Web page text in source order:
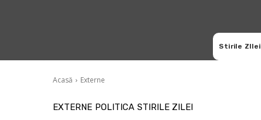
Stirile ZIlei
Acasă Externe
EXTERNE POLITICA STIRILE ZILEI